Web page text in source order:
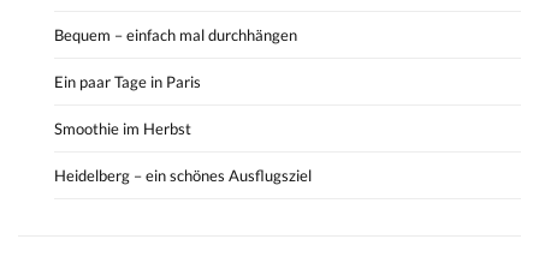
Bequem – einfach mal durchhängen
Ein paar Tage in Paris
Smoothie im Herbst
Heidelberg – ein schönes Ausflugsziel